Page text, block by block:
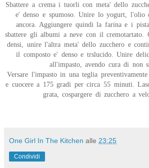
Sbattere a crema i tuorli con meta' dello
e' denso e spumoso. Unire lo yogurt, l'olio
ancora. Aggiungere quindi la farina e i
sbattere gli albumi a neve con il cremotartato.
densi, unire l'altra meta' dello zucchero e
il composto e' denso e trslucido. Unire
all'impasto, avendo cura di non
Versare l'impasto in una teglia
e cuocere a 175 gradi per circa 55 minuti.
grata, cospargere di zucchero a
One Girl In The Kitchen alle 23:25
Condividi